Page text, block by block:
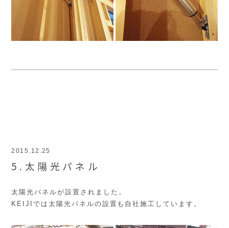
2015.12.25
5.太陽光パネル
太陽光パネルが設置されました。
KEIJIでは太陽光パネルの設置も自社施工しています。